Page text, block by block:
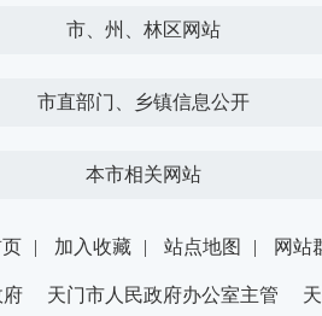
市、州、林区网站
市直部门、乡镇信息公开
本市相关网站
| 加入收藏 | 站点地图 | 网站
府 天门市人民政府办公室主管 天